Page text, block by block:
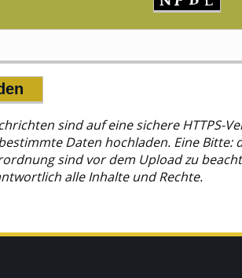
sind auf eine sichere HTTPS-
Daten hochladen. Eine Bitte:
sind vor dem Upload zu
alle Inhalte und Rechte.